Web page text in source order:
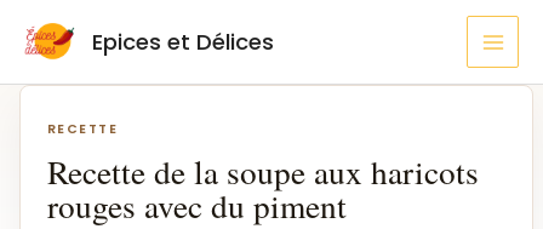
Epices et Délices
RECETTE
Recette de la soupe aux haricots
rouges avec du piment
de